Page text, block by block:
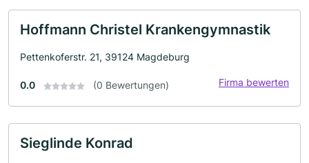
Hoffmann Christel Krankengymnastik
Pettenkoferstr. 21, 39124 Magdeburg
0.0 (0 Bewertungen) Firma bewerten
Sieglinde Konrad